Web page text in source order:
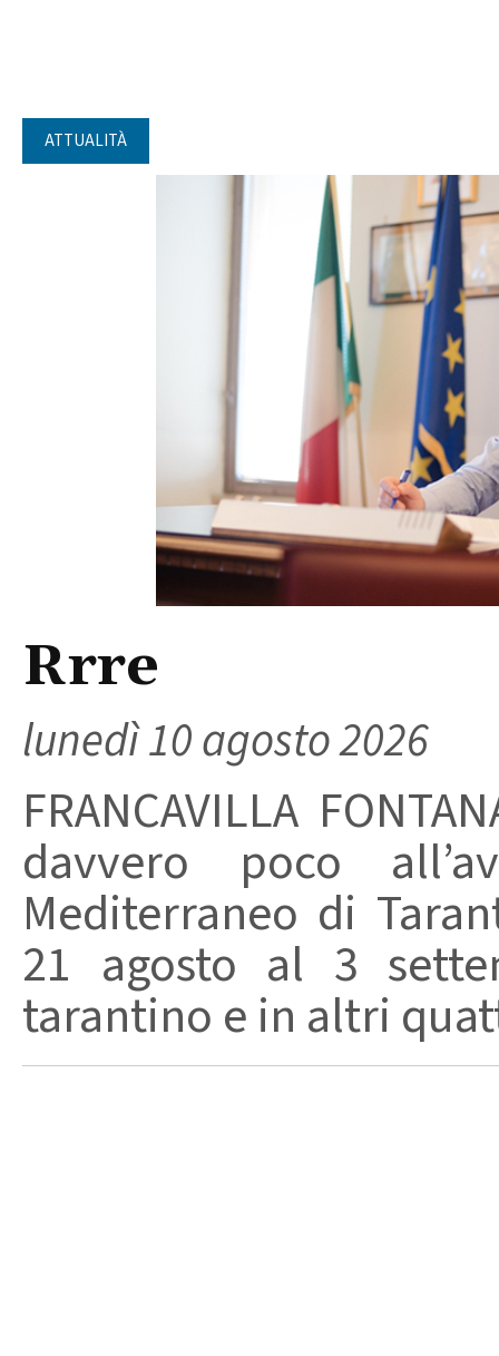
ATTUALITÀ
Rrre
lunedì 10 agosto 2026
FRANCAVILLA
davvero poco
Mediterraneo di
21 agosto al 3
tarantino e in altri